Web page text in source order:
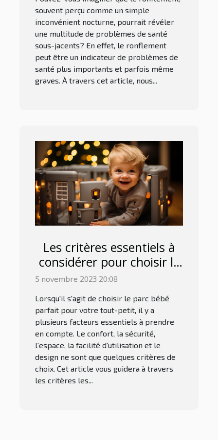
souvent perçu comme un simple
inconvénient nocturne, pourrait révéler
une multitude de problèmes de santé
sous-jacents? En effet, le ronflement
peut être un indicateur de problèmes de
santé plus importants et parfois même
graves. À travers cet article, nous...
Les critères essentiels à
considérer pour choisir le
parc bébé parfait
5 novembre 2023 20:08
Lorsqu'il s'agit de choisir le parc bébé
parfait pour votre tout-petit, il y a
plusieurs facteurs essentiels à prendre
en compte. Le confort, la sécurité,
l'espace, la facilité d'utilisation et le
design ne sont que quelques critères de
choix. Cet article vous guidera à travers
les critères les...